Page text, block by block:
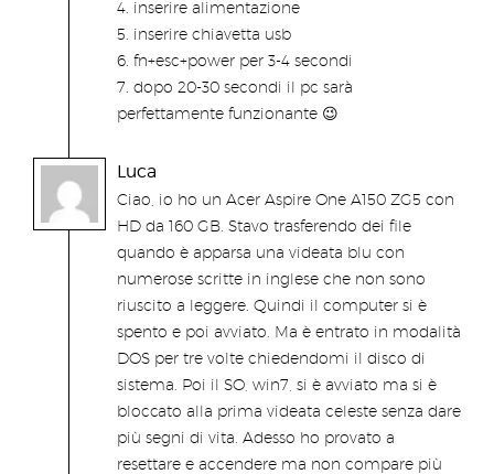
4. inserire alimentazione
5. inserire chiavetta usb
6. fn+esc+power per 3-4 secondi
7. dopo 20-30 secondi il pc sarà
perfettamente funzionante 😉
Luca
Ciao, io ho un Acer Aspire One A150 ZG5 con
HD da 160 GB. Stavo trasferendo dei file
quando è apparsa una videata blu con
numerose scritte in inglese che non sono
riuscito a leggere. Quindi il computer si è
spento e poi avviato. Ma è entrato in modalità
DOS per tre volte chiedendomi il disco di
sistema. Poi il SO, win7, si è avviato ma si è
bloccato alla prima videata celeste senza dare
più segni di vita. Adesso ho provato a
resettare e accendere ma non compare più